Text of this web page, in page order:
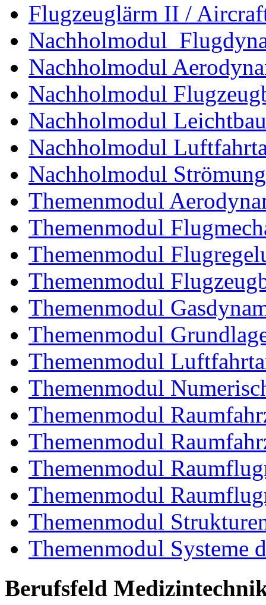
Flugzeuglärm II /
Nachholmodul
Nachholmodul
Nachholmodul
Nachholmodul Leichtbau
Nachholmodul
Nachholmodul
Themenmodul
Themenmodul
Themenmodul
Themenmodul
Themenmodul
Themenmodul
Themenmodul
Themenmodul
Themenmodul
Themenmodul
Themenmodul
Themenmodul
Themenmodul
Themenmodul Systeme
Berufsfeld